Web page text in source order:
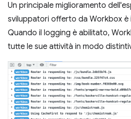
Un principale miglioramento
sviluppatori offerto da Workbox è
Quando il logging è abilitato,
tutte le sue attività in modo